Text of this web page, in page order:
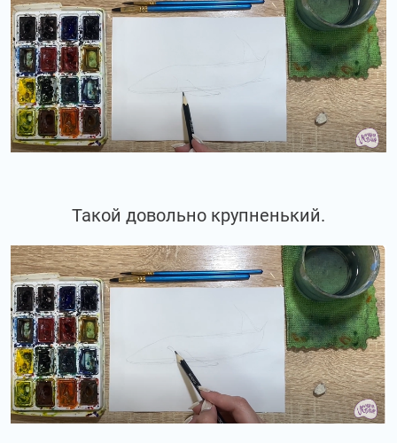
Такой довольно крупненький.